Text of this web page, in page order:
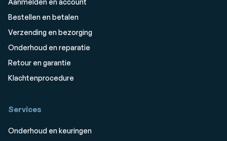
Aanmelden en account
Bestellen en betalen
Verzending en bezorging
Onderhoud en reparatie
Retour en garantie
Klachtenprocedure
Services
Onderhoud en keuringen